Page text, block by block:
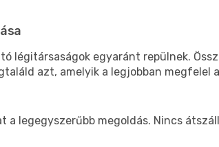
légitársaságok egyaránt repülnek.
azt, amelyik a legjobban megfelel
a legegyszerűbb megoldás. Nincs